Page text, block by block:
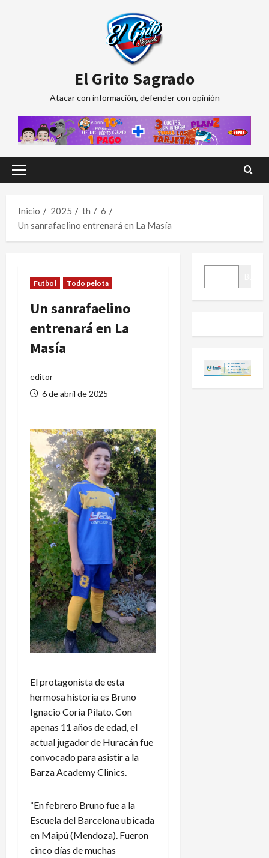
El Grito Sagrado
Atacar con información, defender con opinión
Menú
Inicio
2025 th
6
Un sanrafaelino entrenará en La Masía
Futbol Todo pelota
Un sanrafaelino
entrenará en La
Masía
editor
6 de abril de 2025
El protagonista de esta
hermosa historia es Bruno
Ignacio Coria Pilato. Con
apenas 11 años de edad, el
actual jugador de Huracán fue
convocado para asistir a la
Barza Academy Clinics.
“En febrero Bruno fue a la
Escuela del Barcelona ubicada
en Maipú (Mendoza). Fueron
cinco días de muchas